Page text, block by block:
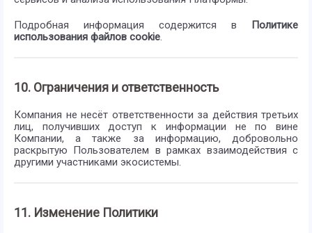
Подробная информация содержится в
Политике
использования файлов cookie.
10. Ограничения и ответственность
Компания не несёт ответственности за действия третьих
лиц, получивших доступ к информации не по вине
Компании, а также за информацию, добровольно
раскрытую Пользователем в рамках взаимодействия с
другими участниками экосистемы.
11. Изменение Политики